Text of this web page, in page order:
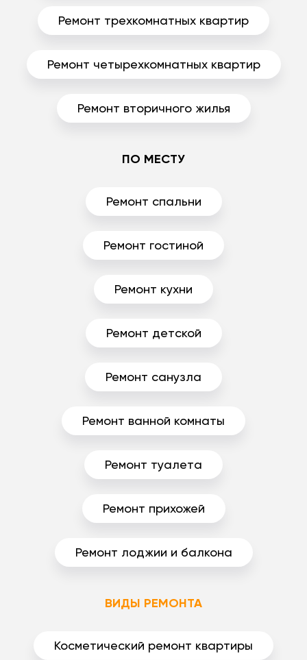
Ремонт трехкомнатных квартир
Ремонт четырехкомнатных квартир
Ремонт вторичного жилья
ПО МЕСТУ
Ремонт спальни
Ремонт гостиной
Ремонт кухни
Ремонт детской
Ремонт санузла
Ремонт ванной комнаты
Ремонт туалета
Ремонт прихожей
Ремонт лоджии и балкона
ВИДЫ РЕМОНТА
Косметический ремонт квартиры